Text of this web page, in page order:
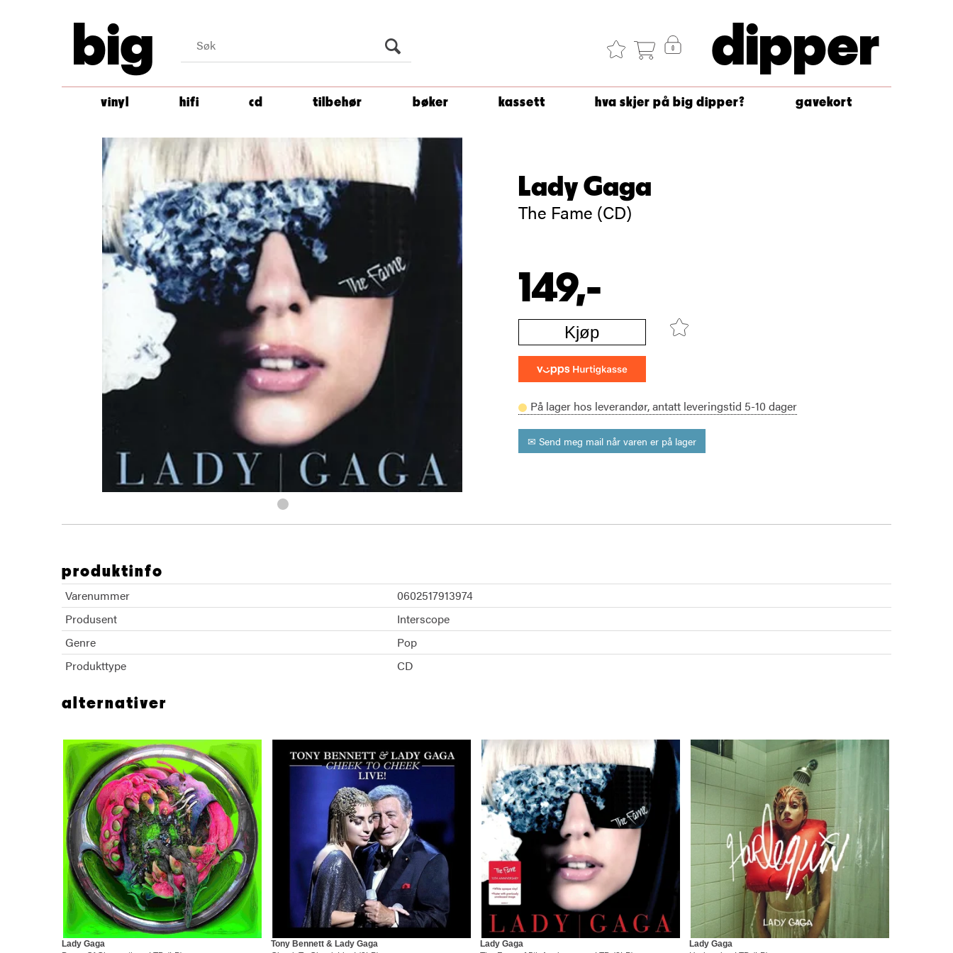
big dipper
vinyl hifi cd tilbehør bøker kassett hva skjer på big dipper? gavekort
Lady Gaga
The Fame (CD)
149,-
Kjøp
På lager hos leverandør,antatt leveringstid 5-10 dager
✉ Send meg mail når varen er på lager
produktinfo
Varenummer
0602517913974
Produsent
Interscope
Genre
Pop
Produkttype
CD
alternativer
Lady Gaga
Tony Bennett & Lady Gaga
Lady Gaga
Lady Gaga